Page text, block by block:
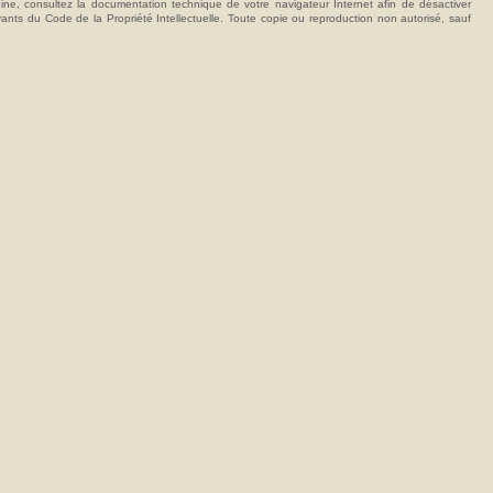
consultez la documentation technique de votre navigateur Internet afin de désactiver
du Code de la Propriété Intellectuelle. Toute copie ou reproduction non autorisé, sauf